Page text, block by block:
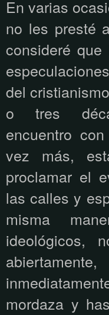
En varias
no les presté
consideré
del
o tres
encuentro
vez más,
proclamar el
las calles y
misma
ideológicos,
mordaza y